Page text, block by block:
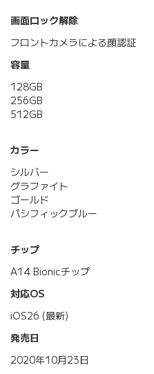
画面ロック解除
フロントカメラによる顔認証
容量
128GB
256GB
512GB
カラー
シルバー
グラファイト
ゴールド
パシフィックブルー
チップ
A14 Bionicチップ
対応OS
iOS26 (最新)
発売日
2020年10月23日